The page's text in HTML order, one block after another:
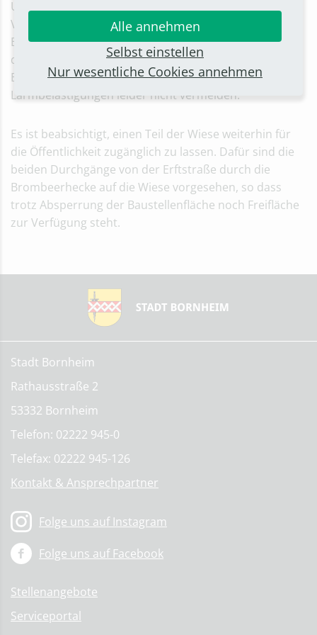
Unannehmlichkeiten bittet die Stadt Bornheim um
Verständnis. Da die Baustelle ausschließlich über die
Erftstraße (über Elbestraße) angefahren werden kann -
die Wirtschaftswege dürfen genutzt werden -, sind
Baustellenverkehr und damit verbundene
Lärmbelästigungen leider nicht vermeiden.
Es ist beabsichtigt, einen Teil der Wiese weiterhin für
die Öffentlichkeit zugänglich zu lassen. Dafür sind die
beiden Durchgänge von der Erftstraße durch die
Brombeerhecke auf die Wiese vorgesehen, so dass
trotz Absperrung der Baustellenfläche noch Freifläche
zur Verfügung steht.
Stadt Bornheim
Rathausstraße 2
53332 Bornheim
Telefon: 02222 945-0
Telefax: 02222 945-126
Kontakt & Ansprechpartner
Folge uns auf Instagram
Folge uns auf Facebook
Stellenangebote
Serviceportal
Alle annehmen
Selbst einstellen
Nur wesentliche Cookies annehmen